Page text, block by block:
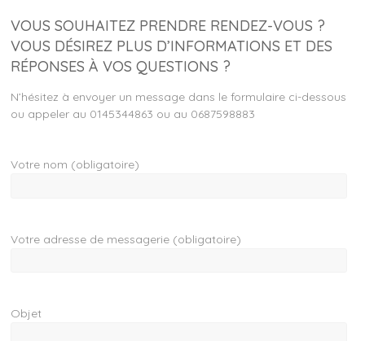
VOUS SOUHAITEZ PRENDRE RENDEZ-VOUS ?
VOUS DÉSIREZ PLUS D’INFORMATIONS ET DES
RÉPONSES À VOS QUESTIONS ?
N’hésitez à envoyer un message dans le formulaire ci-dessous
ou appeler au 0145344863 ou au 0687598883
Votre nom (obligatoire)
Votre adresse de messagerie (obligatoire)
Objet